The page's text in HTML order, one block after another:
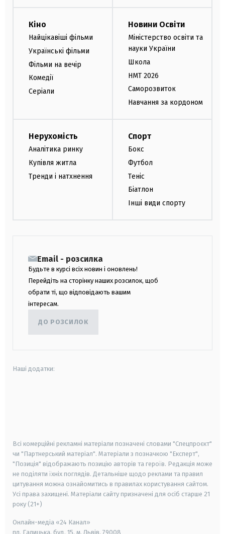
Кіно
Найцікавіші фільми
Українські фільми
Фільми на вечір
Комедії
Серіали
Новини Освіти
Міністерство освіти та
науки України
Школа
НМТ 2026
Саморозвиток
Навчання за кордоном
Нерухомість
Аналітика ринку
Купівля житла
Тренди і натхнення
Спорт
Бокс
Футбол
Теніс
Біатлон
Інші види спорту
Email - розсилка
Будьте в курсі всіх новин і оновлень!
Перейдіть на сторінку наших розсилок, щоб
обрати ті, що відповідають вашим
інтересам.
ДО РОЗСИЛОК
Наші додатки:
Всі комерційні рекламні матеріали позначені словами "Спецпроєкт"
чи "Партнерський матеріал". Матеріали з позначкою "Експерт",
"Позиція" відображають позицію авторів та героїв. Редакція може
не поділяти їхніх поглядів. Детальніше щодо реклами та правил
цитування можна ознайомитись в правилах користування сайтом.
Усі права захищені. Матеріали сайту призначені для осіб старше 21
року (21+)
Онлайн-медіа «24 Канал»
пл. Галицька, буд. 15, м. Львів, 79008